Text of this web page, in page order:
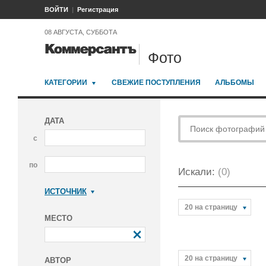
ВОЙТИ Регистрация
08 АВГУСТА, СУББОТА
Фото
КАТЕГОРИИ СВЕЖИЕ ПОСТУПЛЕНИЯ АЛЬБОМЫ
ДАТА
с
по
ИСТОЧНИК
МЕСТО
АВТОР
Искали: (0)
20 на страницу
20 на страницу